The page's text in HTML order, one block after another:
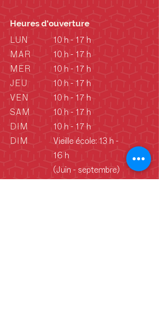
Heures d'ouverture
LUN
MAR
MER
JEU
VEN
SAM
DIM
DIM
10 h - 17 h
10 h - 17 h
10 h - 17 h
10 h - 17 h
10 h - 17 h
10 h - 17 h
10 h - 17 h
Vieille école: 13 h -
16 h
(Juin - septembre)